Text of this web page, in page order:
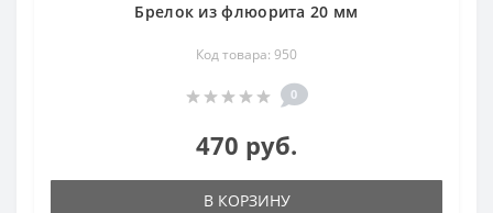
Брелок из флюорита 20 мм
Код товара: 950
0
470 руб.
В КОРЗИНУ